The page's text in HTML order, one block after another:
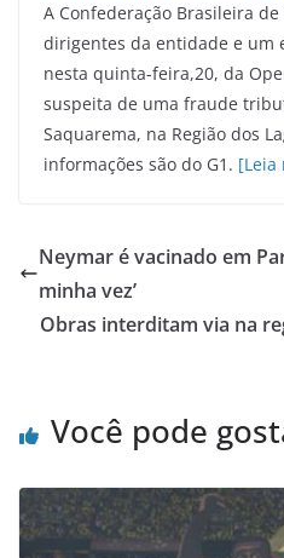
A Confederação Brasileira de
dirigentes da entidade e um
nesta quinta-feira,20, da
suspeita de uma fraude
Saquarema, na Região dos
informações são do G1. [Leia
Neymar é vacinado em
minha vez’
Obras interditam via na
Você pode